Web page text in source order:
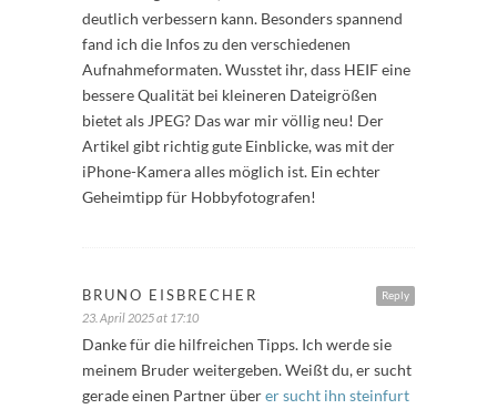
deutlich verbessern kann. Besonders spannend
fand ich die Infos zu den verschiedenen
Aufnahmeformaten. Wusstet ihr, dass HEIF eine
bessere Qualität bei kleineren Dateigrößen
bietet als JPEG? Das war mir völlig neu! Der
Artikel gibt richtig gute Einblicke, was mit der
iPhone-Kamera alles möglich ist. Ein echter
Geheimtipp für Hobbyfotografen!
Reply
BRUNO EISBRECHER
23. April 2025 at 17:10
Danke für die hilfreichen Tipps. Ich werde sie
meinem Bruder weitergeben. Weißt du, er sucht
gerade einen Partner überer sucht ihn steinfurt